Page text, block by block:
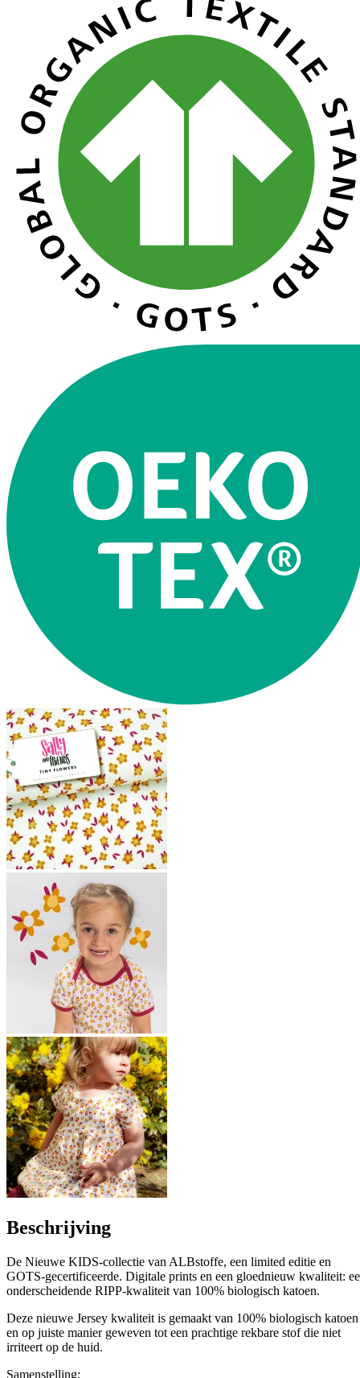
Beschrijving
De Nieuwe KIDS-collectie van ALBstoffe, een limited editie en
GOTS-gecertificeerde. Digitale prints en een gloednieuw kwaliteit:
onderscheidende RIPP-kwaliteit van 100% biologisch katoen.
Deze nieuwe Jersey kwaliteit is gemaakt van 100% biologisch katoen
en op juiste manier geweven tot een prachtige rekbare stof die niet
irriteert op de huid.
Samenstelling: